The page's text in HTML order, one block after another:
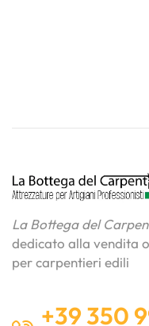
La Bottega del
dedicato alla vendita
per carpentieri edili
+39 350